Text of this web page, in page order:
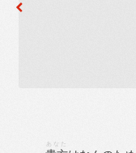
あなた